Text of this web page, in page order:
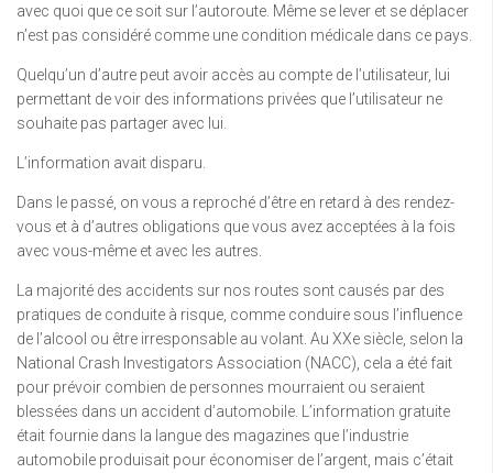
avec quoi que ce soit sur l’autoroute. Même se lever et se déplacer
n’est pas considéré comme une condition médicale dans ce pays.
Quelqu’un d’autre peut avoir accès au compte de l’utilisateur, lui
permettant de voir des informations privées que l’utilisateur ne
souhaite pas partager avec lui.
L’information avait disparu.
Dans le passé, on vous a reproché d’être en retard à des rendez-
vous et à d’autres obligations que vous avez acceptées à la fois
avec vous-même et avec les autres.
La majorité des accidents sur nos routes sont causés par des
pratiques de conduite à risque, comme conduire sous l’influence
de l’alcool ou être irresponsable au volant. Au XXe siècle, selon la
National Crash Investigators Association (NACC), cela a été fait
pour prévoir combien de personnes mourraient ou seraient
blessées dans un accident d’automobile. L’information gratuite
était fournie dans la langue des magazines que l’industrie
automobile produisait pour économiser de l’argent, mais c’était